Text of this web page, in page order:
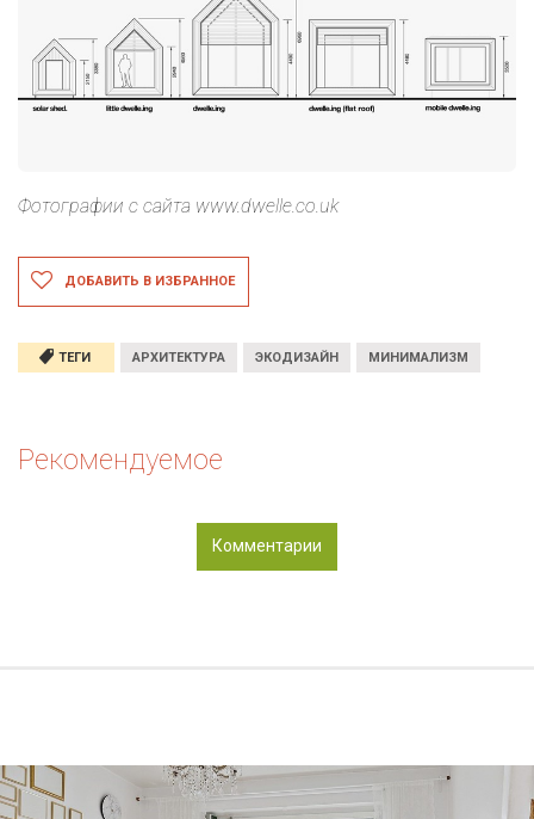
Фотографии с сайта www.dwelle.co.uk
ДОБАВИТЬ В ИЗБРАННОЕ
ТЕГИ АРХИТЕКТУРА ЭКОДИЗАЙН МИНИМАЛИЗМ
Рекомендуемое
Комментарии